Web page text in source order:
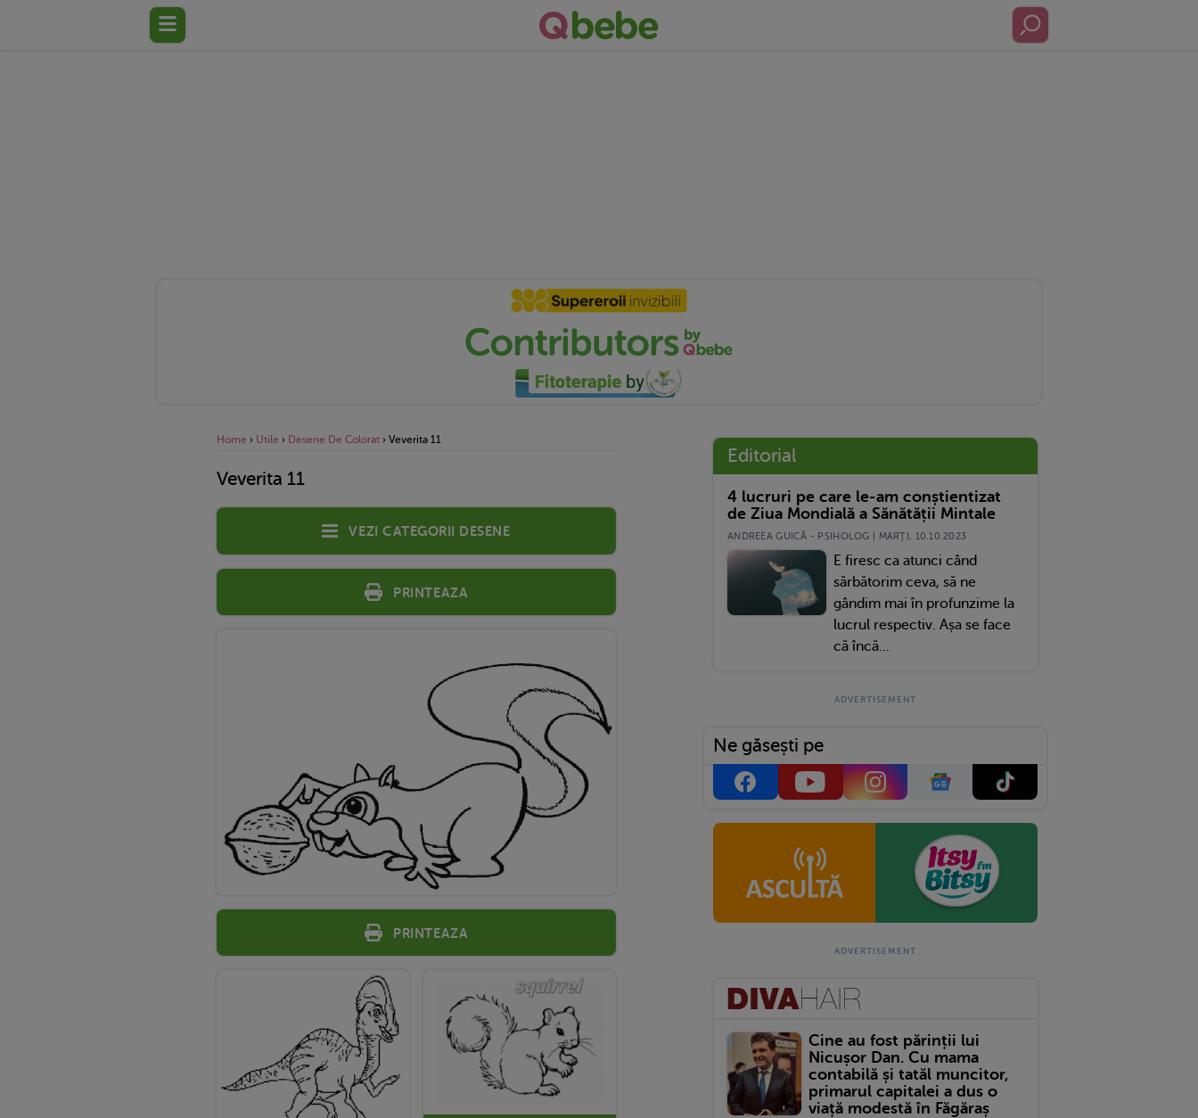
Home › Utile › Desene De Colorat › Veverita 11
Veverita 11
Vezi categorii desene
Printeaza
Printeaza
Editorial
4 lucruri pe care le-am conștientizat
de Ziua Mondială a Sănătății Mintale
ANDREEA GUICĂ - PSIHOLOG | MARŢI, 10.10.2023
E firesc ca atunci când
sărbătorim ceva, să ne
gândim mai în profunzime la
lucrul respectiv. Așa se face
că încă...
Ne găsești pe
Cine au fost părinții lui
Nicușor Dan. Cu mama
contabilă și tatăl muncitor,
primarul capitalei a dus o
viață modestă în Făgăraș